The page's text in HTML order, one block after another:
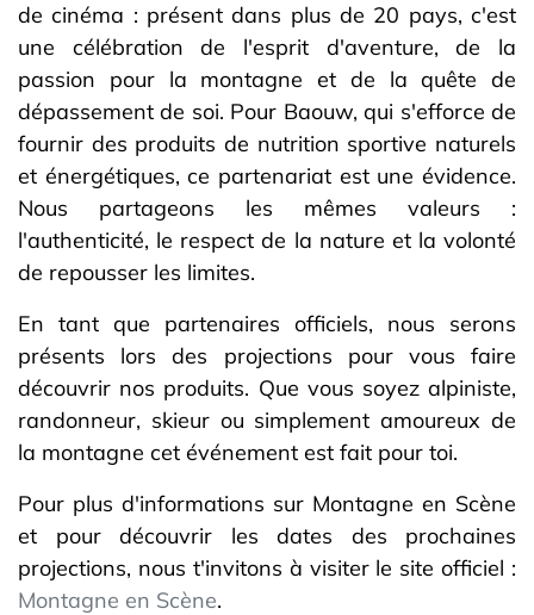
de cinéma : présent dans plus de 20 pays, c'est
une célébration de l'esprit d'aventure, de la
passion pour la montagne et de la quête de
dépassement de soi. Pour Baouw, qui s'efforce de
fournir des produits de nutrition sportive naturels
et énergétiques, ce partenariat est une évidence.
Nous partageons les mêmes valeurs :
l'authenticité, le respect de la nature et la volonté
de repousser les limites.
En tant que partenaires officiels, nous serons
présents lors des projections pour vous faire
découvrir nos produits. Que vous soyez alpiniste,
randonneur, skieur ou simplement amoureux de
la montagne cet événement est fait pour toi.
Pour plus d'informations sur Montagne en Scène
et pour découvrir les dates des prochaines
projections, nous t'invitons à visiter le site officiel :
Montagne en Scène.